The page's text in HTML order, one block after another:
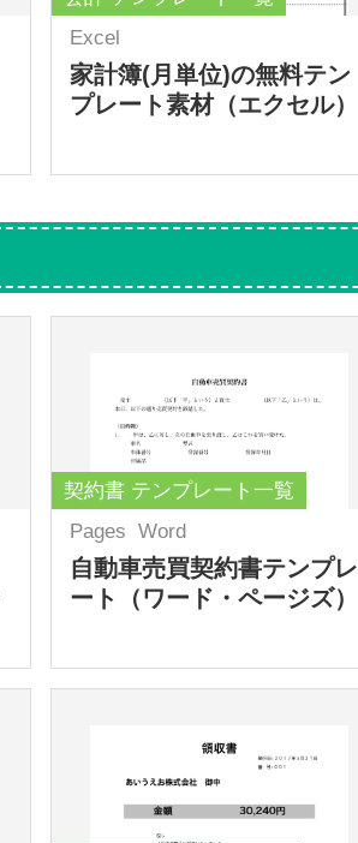
Excel
家計簿(月単位)の無料テン
プレート素材（エクセル）
契約書 テンプレート一覧
Pages Word
自動車売買契約書テンプレ
ート（ワード・ページズ）